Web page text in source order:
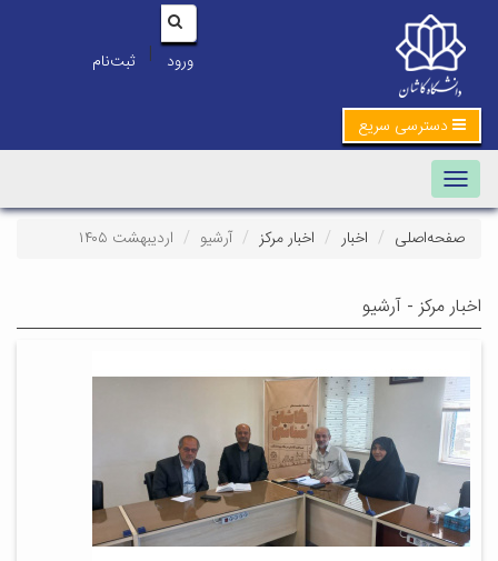
ورود | ثبت‌نام
دسترسی سریع
Toggle navigation
صفحه‌اصلی اخبار اخبار مرکز آرشیو اردیبهشت ۱۴۰۵
اخبار مرکز - آرشیو